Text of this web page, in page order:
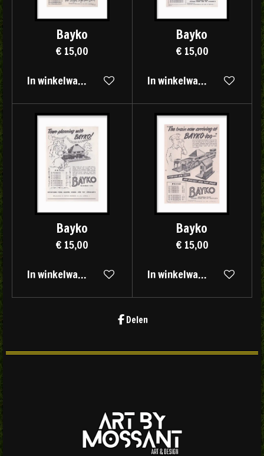
Bayko
€ 15,00
In winkelwagen
Bayko
€ 15,00
In winkelwagen
Bayko
€ 15,00
In winkelwagen
Bayko
€ 15,00
In winkelwagen
Delen